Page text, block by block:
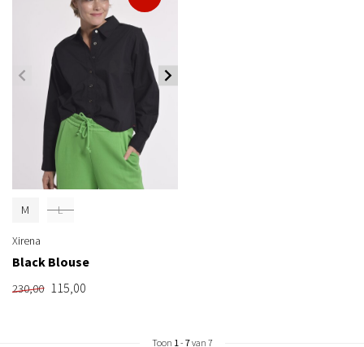
M L
Xirena
Black Blouse
230,00 115,00
Toon 1- 7van 7